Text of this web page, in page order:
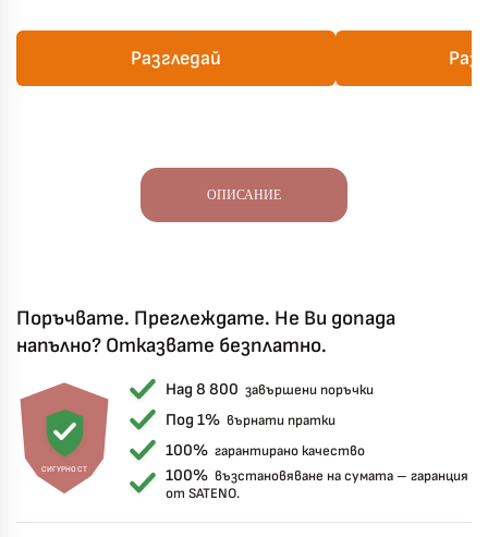
Разгледай
ОПИСАНИЕ
Поръчвате. Преглеждате. Не Ви допада
напълно? Отказвате безплатно.
СИГУРНОСТ
Над 8 800 завършени поръчки
Под 1% върнати пратки
100% гарантирано качество
100% възстановяване на сумата – гаранция
от SATENO.